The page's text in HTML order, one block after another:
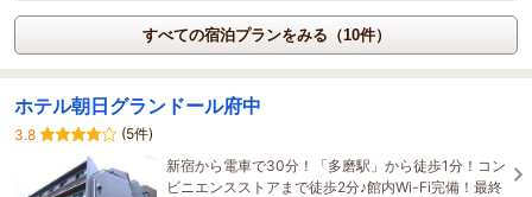
すべての宿泊プランをみる（10件）
ホテル朝日グランドール府中
3.8
(5件)
新宿から電車で30分！「多磨駅」から徒歩1分！コン
ビニエンスストアまで徒歩2分♪館内Wi-Fi完備！最終